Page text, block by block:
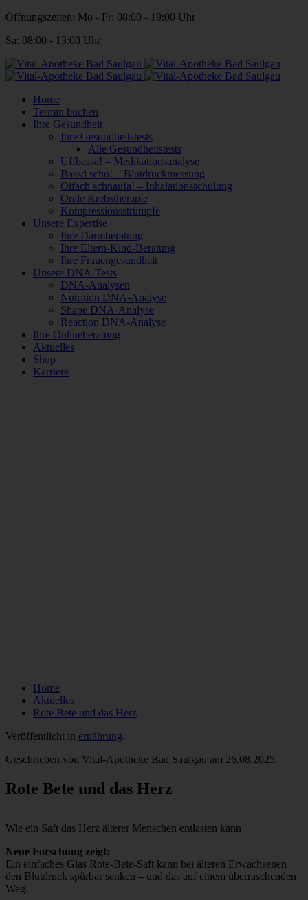
Öffnungszeiten: Mo - Fr: 08:00 - 19:00 Uhr
Sa: 08:00 - 13:00 Uhr
Home
Termin buchen
Ihre Gesundheit
Ihre Gesundheitstests
Alle Gesundheitstests
Uffbassa! – Medikationsanalyse
Bassd scho! – Blutdruckmessung
Oifach schnaufa! – Inhalationsschulung
Orale Krebstherapie
Kompressionsstrümpfe
Unsere Expertise
Ihre Darmberatung
Ihre Eltern-Kind-Beratung
Ihre Frauengesundheit
Unsere DNA-Tests
DNA-Analysen
Nutrition DNA-Analyse
Shape DNA-Analyse
Reaction DNA-Analyse
Ihre Onlineberatung
Aktuelles
Shop
Karriere
Home
Aktuelles
Rote Bete und das Herz
Veröffentlicht in ernährung.
Geschrieben von Vital-Apotheke Bad Saulgau am 26.08.2025.
Rote Bete und das Herz
Wie ein Saft das Herz älterer Menschen entlasten kann
Neue Forschung zeigt:
Ein einfaches Glas Rote-Bete-Saft kann bei älteren Erwachsenen
den Blutdruck spürbar senken – und das auf einem überraschenden
Weg.